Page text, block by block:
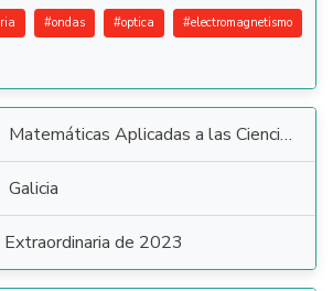
#ondas #optica #electromagnetismo
Matemáticas Aplicadas a las Ciencias Sociales
Galicia
Extraordinaria de 2023